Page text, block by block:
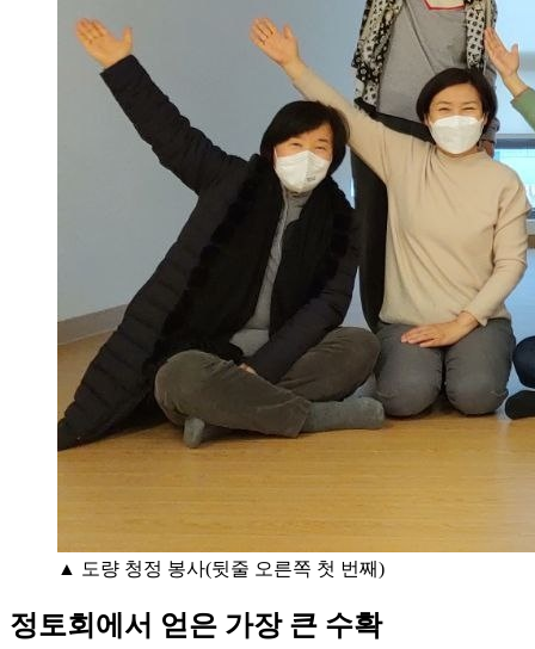
▲ 도량 청정 봉사(뒷줄 오른쪽 첫 번째)
정토회에서 얻은 가장 큰 수확